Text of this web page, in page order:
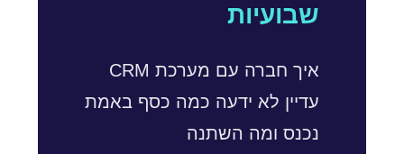
שבועיות
איך חברה עם מערכת CRM
עדיין לא ידעה כמה כסף באמת
נכנס ומה השתנה